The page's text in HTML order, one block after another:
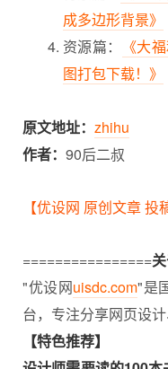
成多边形背景》
资源篇：
《大
图打包下载！》
原文地址： zhihu
作者： 90后二叔
【优设网 原创文章
================
"优设网uisdc.com"是
台，专注分享网页设
【特色推荐】